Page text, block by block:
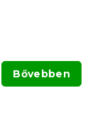
Bővebben